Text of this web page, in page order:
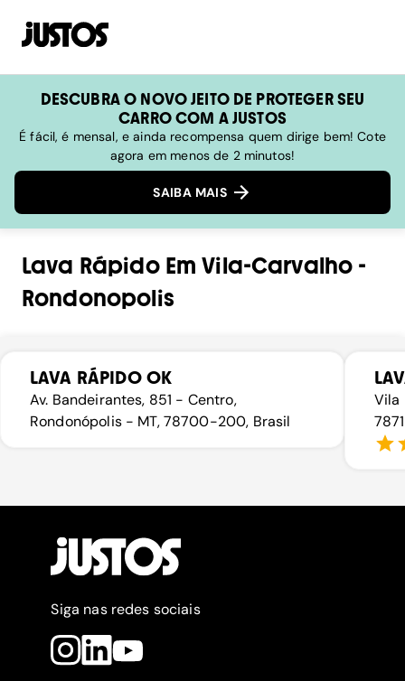
DESCUBRA O NOVO JEITO DE PROTEGER SEU
CARRO COM A JUSTOS
É fácil, é mensal, e ainda recompensa quem dirige bem! Cote
agora em menos de 2 minutos!
SAIBA MAIS
Lava RápidoEmVila-Carvalho -
Rondonopolis
LAVA RÁPIDO OK
Av. Bandeirantes, 851 - Centro,
Rondonópolis - MT, 78700-200, Brasil
Vila
Siga nas redes sociais